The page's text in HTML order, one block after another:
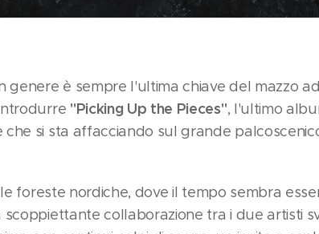
genere è sempre l'ultima chiave del mazzo
"Picking Up the Pieces", l'ultimo
che si sta affacciando sul grande
foreste nordiche, dove il tempo sembra
collaborazione tra i due artisti